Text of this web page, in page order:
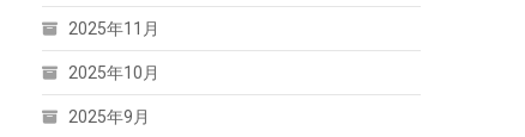
2025年11月
2025年10月
2025年9月